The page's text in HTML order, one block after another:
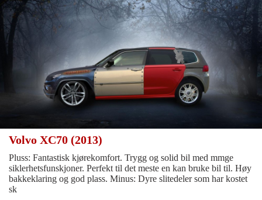
Volvo XC70 (2013)
Pluss: Fantastisk kjørekomfort. Trygg og solid bil med mmge
siklerhetsfunskjoner. Perfekt til det meste en kan bruke bil til. Høy
bakkeklaring og god plass. Minus: Dyre slitedeler som har kostet
sk